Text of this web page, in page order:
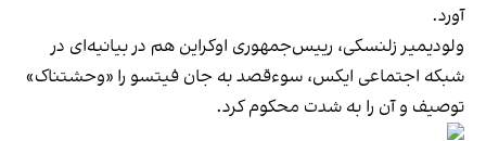
آورد.
ولودیمیر زلنسکی، رییس‌جمهوری اوکراین هم در بیانیه‌ای در
شبکه اجتماعی ایکس، سوءقصد به جان فیتسو را «وحشتناک»
توصیف و آن را به شدت محکوم کرد.